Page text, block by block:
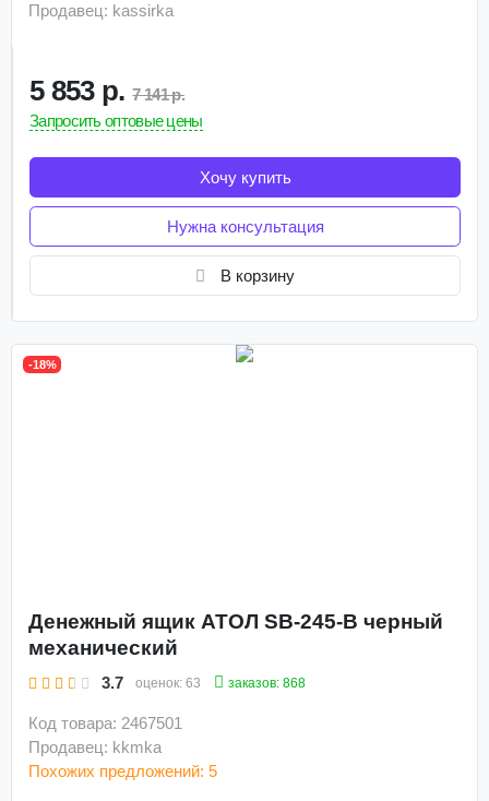
Продавец: kassirka
5 853 р. 7 141 р.
Запросить оптовые цены
Хочу купить
Нужна консультация
В корзину
-18%
Денежный ящик АТОЛ SB-245-B черный
механический
3.7 оценок: 63 заказов: 868
Код товара: 2467501
Продавец: kkmka
Похожих предложений: 5